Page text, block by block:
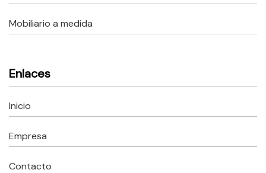
Mobiliario a medida
Enlaces
Inicio
Empresa
Contacto